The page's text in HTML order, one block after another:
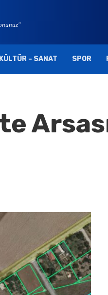
KÜLTÜR – SANAT SPOR